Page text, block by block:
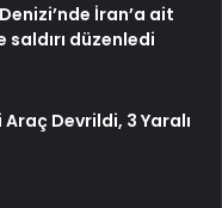
İran’a ait
düzenledi
Devrildi, 3 Yaralı